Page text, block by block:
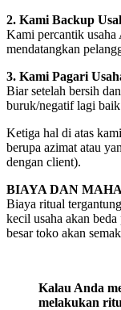
2. Kami Backup
Kami percantik usaha
mendatangkan
3. Kami Pagari
Biar setelah bersih
buruk/negatif lagi
Ketiga hal di atas
berupa azimat atau
dengan client).
BIAYA DAN
Biaya ritual
kecil usaha akan
besar toko akan
Kalau Anda
melakukan